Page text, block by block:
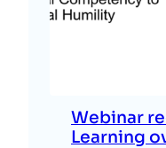
Webinar
Learning